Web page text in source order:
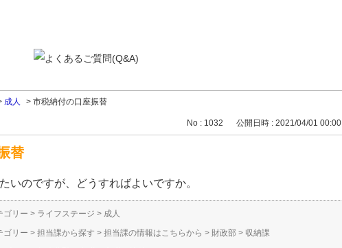
成人 > 市税納付の口座振替
No : 1032 公開日時 : 2021/04/01 00:00
替
いのですが、どうすればよいですか。
ゴリー > ライフステージ > 成人
ゴリー > 担当課から探す > 担当課の情報はこちらから > 財政部 > 収納課